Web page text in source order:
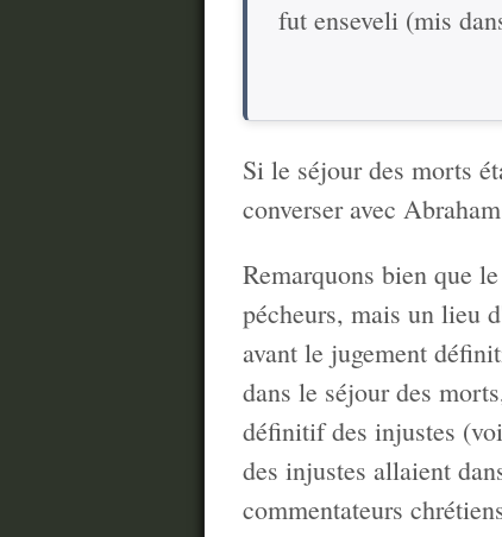
fut enseveli (mis
Si le séjour des morts
converser avec
Remarquons bien que
pécheurs, mais un lieu
avant le jugement
dans le séjour des
définitif des injustes
des injustes allaient
commentateurs